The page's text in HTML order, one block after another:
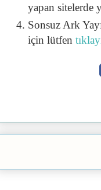
yapan sitelerde
Sonsuz Ark
için lütfen